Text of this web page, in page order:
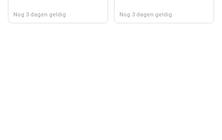
Nog 3 dagen geldig Nog 3 dagen geldig